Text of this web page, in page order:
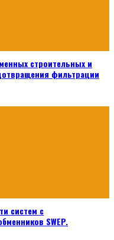
строительных и
фильтрации
систем с
SWEP.